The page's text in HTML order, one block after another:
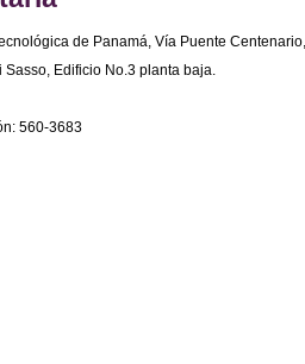
de Panamá, Vía Puente Centenario,
Edificio No.3 planta baja.
560-3683